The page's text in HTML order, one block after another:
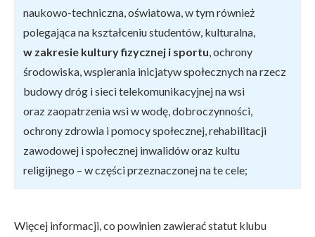
naukowo-techniczna, oświatowa, w tym również
polegająca na kształceniu studentów, kulturalna,
w zakresie kultury fizycznej i sportu, ochrony
środowiska, wspierania inicjatyw społecznych na rzecz
budowy dróg i sieci telekomunikacyjnej na wsi
oraz zaopatrzenia wsi w wodę, dobroczynności,
ochrony zdrowia i pomocy społecznej, rehabilitacji
zawodowej i społecznej inwalidów oraz kultu
religijnego – w części przeznaczonej na te cele;
Więcej informacji, co powinien zawierać statut klubu